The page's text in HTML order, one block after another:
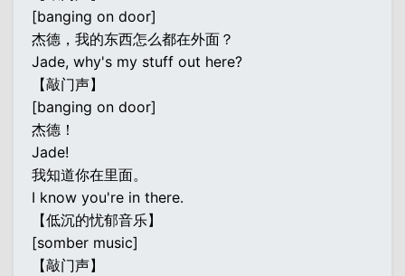
[banging on door]
杰德，我的东西怎么都在外面？
Jade, why's my stuff out here?
【敲门声】
[banging on door]
杰德！
Jade!
我知道你在里面。
I know you're in there.
【低沉的忧郁音乐】
[somber music]
【敲门声】